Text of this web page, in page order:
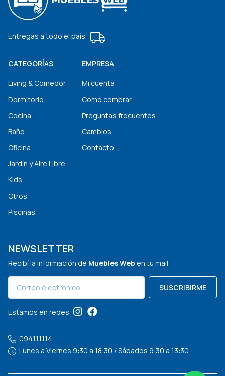
Entregas a todo el país
CATEGORÍAS
Living & Comedor
Dormitorio
Cocina
Baño
Oficina
Jardín y Aire Libre
Kids
Otros
Piscinas
EMPRESA
Mi cuenta
Cómo comprar
Preguntas frecuentes
Cambios
Contacto
NEWSLETTER
Recibí la información de Muebles Web en tu mail
SUSCRIBIRME
Estamos en redes
094111114
Lunes a Viernes 9:30 a 18:30 / Sábados 9:30 a 13:30